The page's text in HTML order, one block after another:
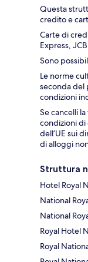
Questa
credito e
Carte di
Express,
Sono
Le norme
seconda del
condizioni
Se cancelli
condizioni di
dell’UE sui
di alloggi
Struttura
Hotel Royal
National
National
Royal Hotel
Royal